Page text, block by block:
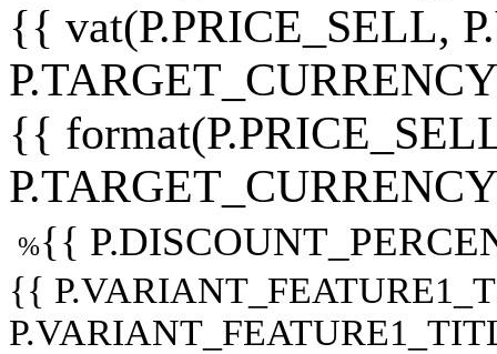
{{ vat(P.PRICE_SELL,
{{
%{{
{{